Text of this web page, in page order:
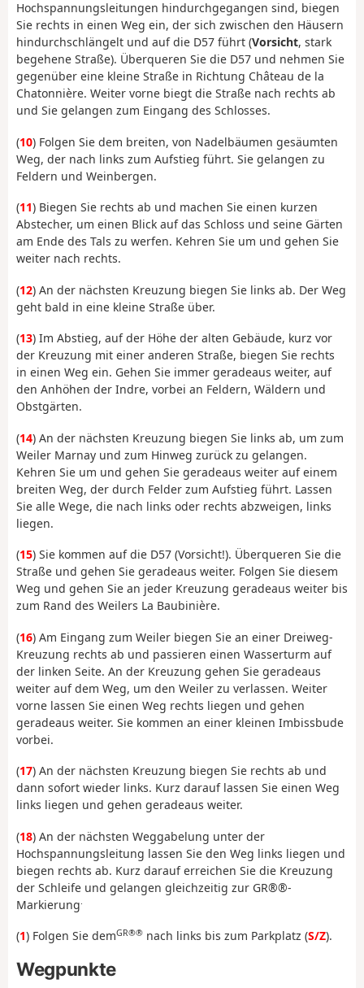
Hochspannungsleitungen hindurchgegangen sind, biegen
Sie rechts in einen Weg ein, der sich zwischen den Häusern
hindurchschlängelt und auf die D57 führt (Vorsicht, stark
begehene Straße). Überqueren Sie die D57 und nehmen Sie
gegenüber eine kleine Straße in Richtung Château de la
Chatonnière. Weiter vorne biegt die Straße nach rechts ab
und Sie gelangen zum Eingang des Schlosses.
(10) Folgen Sie dem breiten, von Nadelbäumen gesäumten
Weg, der nach links zum Aufstieg führt. Sie gelangen zu
Feldern und Weinbergen.
(11) Biegen Sie rechts ab und machen Sie einen kurzen
Abstecher, um einen Blick auf das Schloss und seine Gärten
am Ende des Tals zu werfen. Kehren Sie um und gehen Sie
weiter nach rechts.
(12) An der nächsten Kreuzung biegen Sie links ab. Der Weg
geht bald in eine kleine Straße über.
(13) Im Abstieg, auf der Höhe der alten Gebäude, kurz vor
der Kreuzung mit einer anderen Straße, biegen Sie rechts
in einen Weg ein. Gehen Sie immer geradeaus weiter, auf
den Anhöhen der Indre, vorbei an Feldern, Wäldern und
Obstgärten.
(14) An der nächsten Kreuzung biegen Sie links ab, um zum
Weiler Marnay und zum Hinweg zurück zu gelangen.
Kehren Sie um und gehen Sie geradeaus weiter auf einem
breiten Weg, der durch Felder zum Aufstieg führt. Lassen
Sie alle Wege, die nach links oder rechts abzweigen, links
liegen.
(15) Sie kommen auf die D57 (Vorsicht!). Überqueren Sie die
Straße und gehen Sie geradeaus weiter. Folgen Sie diesem
Weg und gehen Sie an jeder Kreuzung geradeaus weiter bis
zum Rand des Weilers La Baubinière.
(16) Am Eingang zum Weiler biegen Sie an einer Dreiweg-
Kreuzung rechts ab und passieren einen Wasserturm auf
der linken Seite. An der Kreuzung gehen Sie geradeaus
weiter auf dem Weg, um den Weiler zu verlassen. Weiter
vorne lassen Sie einen Weg rechts liegen und gehen
geradeaus weiter. Sie kommen an einer kleinen Imbissbude
vorbei.
(17) An der nächsten Kreuzung biegen Sie rechts ab und
dann sofort wieder links. Kurz darauf lassen Sie einen Weg
links liegen und gehen geradeaus weiter.
(18) An der nächsten Weggabelung unter der
Hochspannungsleitung lassen Sie den Weg links liegen und
biegen rechts ab. Kurz darauf erreichen Sie die Kreuzung
der Schleife und gelangen gleichzeitig zur GR®®-
Markierung.
(1) Folgen Sie demGR®® nach links bis zum Parkplatz (S/Z).
Wegpunkte